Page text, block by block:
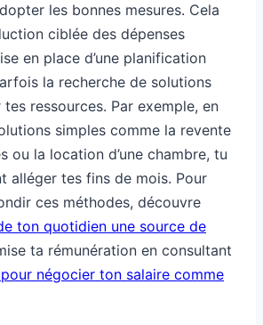
les bonnes mesures. Cela
ciblée des dépenses
en place d’une planification
la recherche de solutions
ressources. Par exemple, en
simples comme la revente
ou la location d’une chambre, tu
alléger tes fins de mois. Pour
ces méthodes, découvre
ton quotidien une source de
ta rémunération en consultant
négocier ton salaire comme